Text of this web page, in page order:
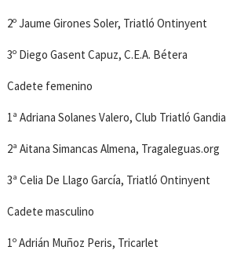
2º Jaume Girones Soler, Triatló Ontinyent
3º Diego Gasent Capuz, C.E.A. Bétera
Cadete femenino
1ª Adriana Solanes Valero, Club Triatló Gandia
2ª Aitana Simancas Almena, Tragaleguas.org
3ª Celia De Llago García, Triatló Ontinyent
Cadete masculino
1º Adrián Muñoz Peris, Tricarlet